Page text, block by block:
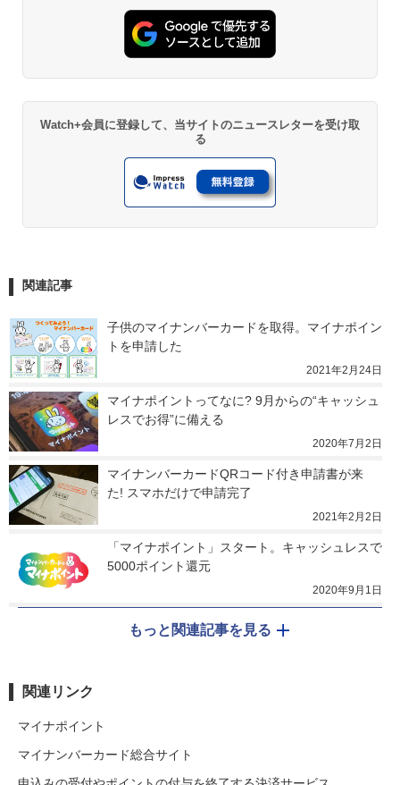
Watch+会員に登録して、当サイトのニュースレターを受け取
る
関連記事
子供のマイナンバーカードを取得。マイナポイン
トを申請した
2021年2月24日
マイナポイントってなに? 9月からの“キャッシュ
レスでお得”に備える
2020年7月2日
マイナンバーカードQRコード付き申請書が来
た! スマホだけで申請完了
2021年2月2日
「マイナポイント」スタート。キャッシュレスで
5000ポイント還元
2020年9月1日
もっと関連記事を見る
関連リンク
マイナポイント
マイナンバーカード総合サイト